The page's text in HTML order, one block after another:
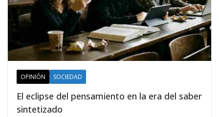
OPINIÓN SOCIEDAD
El eclipse del pensamiento en la era del saber
sintetizado